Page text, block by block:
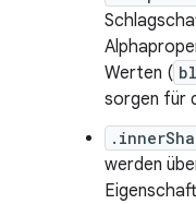
Werten (
sorgen für
werden